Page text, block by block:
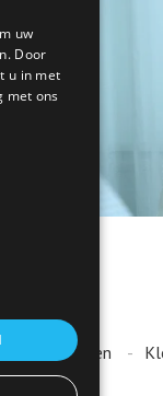
voorwaarden
uw
Door
u in met
met ons